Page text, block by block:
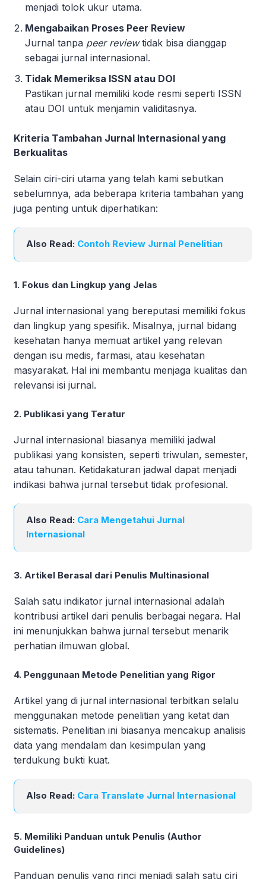
menjadi tolok ukur utama.
Mengabaikan Proses Peer Review
Jurnal tanpa peer reviewtidak bisa dianggap
sebagai jurnal internasional.
Tidak Memeriksa ISSN atau DOI
Pastikan jurnal memiliki kode resmi seperti ISSN
atau DOI untuk menjamin validitasnya.
Kriteria Tambahan Jurnal Internasional yang
Berkualitas
Selain ciri-ciri utama yang telah kami sebutkan
sebelumnya, ada beberapa kriteria tambahan yang
juga penting untuk diperhatikan:
Also Read: Contoh Review Jurnal Penelitian
1. Fokus dan Lingkup yang Jelas
Jurnal internasional yang bereputasi memiliki fokus
dan lingkup yang spesifik. Misalnya, jurnal bidang
kesehatan hanya memuat artikel yang relevan
dengan isu medis, farmasi, atau kesehatan
masyarakat. Hal ini membantu menjaga kualitas dan
relevansi isi jurnal.
2. Publikasi yang Teratur
Jurnal internasional biasanya memiliki jadwal
publikasi yang konsisten, seperti triwulan, semester,
atau tahunan. Ketidakaturan jadwal dapat menjadi
indikasi bahwa jurnal tersebut tidak profesional.
Also Read: Cara Mengetahui Jurnal
Internasional
3. Artikel Berasal dari Penulis Multinasional
Salah satu indikator jurnal internasional adalah
kontribusi artikel dari penulis berbagai negara. Hal
ini menunjukkan bahwa jurnal tersebut menarik
perhatian ilmuwan global.
4. Penggunaan Metode Penelitian yang Rigor
Artikel yang di jurnal internasional terbitkan selalu
menggunakan metode penelitian yang ketat dan
sistematis. Penelitian ini biasanya mencakup analisis
data yang mendalam dan kesimpulan yang
terdukung bukti kuat.
Also Read: Cara Translate Jurnal Internasional
5. Memiliki Panduan untuk Penulis (Author
Guidelines)
Panduan penulis yang rinci menjadi salah satu ciri